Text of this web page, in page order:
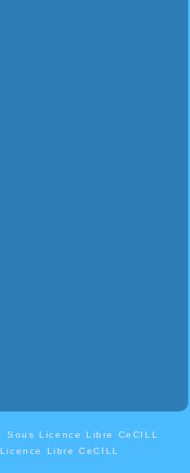
Sous Licence Libre CeCILL
Licence Libre CeCILL